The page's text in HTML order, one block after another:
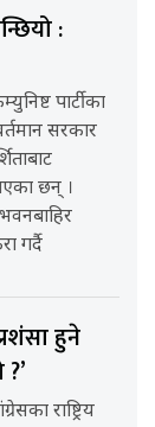
:
पार्टीका
सरकार
छन् ।
गर्दै
हुने
राष्ट्रिय